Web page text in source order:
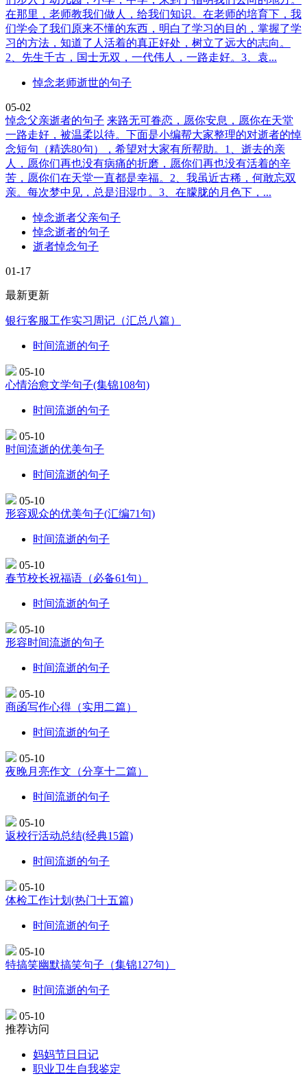
在那里，老师教我们做人，给我们知识。在老师的培育下，我
们学会了我们原来不懂的东西，明白了学习的目的，掌握了学
习的方法，知道了人活着的真正好处，树立了远大的志向。
2、先生千古，国士无双，一代伟人，一路走好。3、袁...
悼念老师逝世的句子
05-02
悼念父亲逝者的句子 来路无可眷恋，愿你安息，愿你在天堂
一路走好，被温柔以待。下面是小编帮大家整理的对逝者的悼
念短句（精选80句），希望对大家有所帮助。1、逝去的亲
人，愿你们再也没有病痛的折磨，愿你们再也没有活着的辛
苦，愿你们在天堂一直都是幸福。2、我虽近古稀，何敢忘双
亲。每次梦中见，总是泪湿巾。3、在朦胧的月色下，...
悼念逝者父亲句子
悼念逝者的句子
逝者悼念句子
01-17
最新更新
银行客服工作实习周记（汇总八篇）
时间流逝的句子
05-10
心情治愈文学句子(集锦108句)
时间流逝的句子
05-10
时间流逝的优美句子
时间流逝的句子
05-10
形容观众的优美句子(汇编71句)
时间流逝的句子
05-10
春节校长祝福语（必备61句）
时间流逝的句子
05-10
形容时间流逝的句子
时间流逝的句子
05-10
商函写作心得（实用二篇）
时间流逝的句子
05-10
夜晚月亮作文（分享十二篇）
时间流逝的句子
05-10
返校行活动总结(经典15篇)
时间流逝的句子
05-10
体检工作计划(热门十五篇)
时间流逝的句子
05-10
特搞笑幽默搞笑句子（集锦127句）
时间流逝的句子
05-10
推荐访问
妈妈节日日记
职业卫生自我鉴定